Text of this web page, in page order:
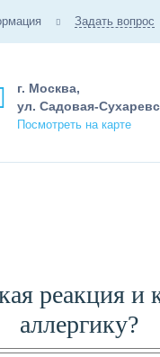
Задать вопрос
г. Москва,
ул. Садовая-
Посмотреть на карте
реакция и
аллергику?